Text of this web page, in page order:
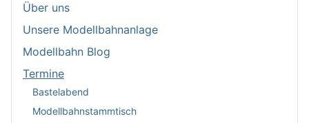
Über uns
Unsere Modellbahnanlage
Modellbahn Blog
Termine
Bastelabend
Modellbahnstammtisch